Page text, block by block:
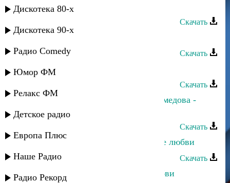
Дискотека 80-х
Дискотека 90-х
Радио Comedy
Юмор ФМ
Релакс ФМ
Детское радио
Европа Плюс
Наше Радио
Радио Рекорд
Зухра Меджидова - Радуга любви
Скачать
Скачать
Эльдар Далгатов - Город Любви
Скачать
Зарема Магомедова и Макка Магомедова -
Айсберг любви
Скачать
Джамал Джамалов - Воспоминание любви
Скачать
Ульзана Максудова - Причина любви